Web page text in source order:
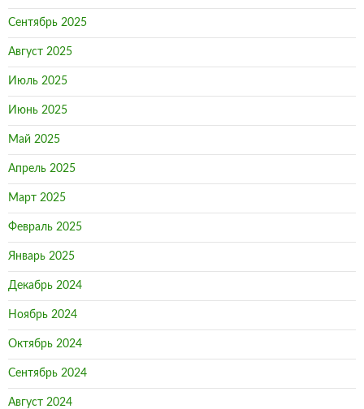
Сентябрь 2025
Август 2025
Июль 2025
Июнь 2025
Май 2025
Апрель 2025
Март 2025
Февраль 2025
Январь 2025
Декабрь 2024
Ноябрь 2024
Октябрь 2024
Сентябрь 2024
Август 2024